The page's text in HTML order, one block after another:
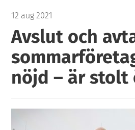
12 aug 2021
Avslut och
nöjd – är stolt